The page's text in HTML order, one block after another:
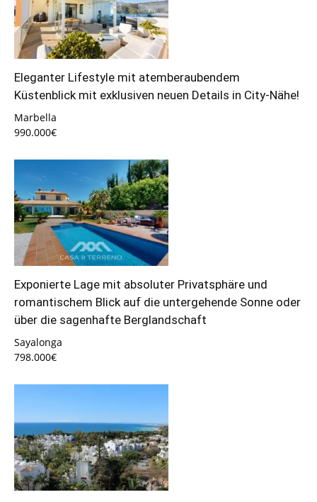
Eleganter Lifestyle mit atemberaubendem
Küstenblick mit exklusiven neuen Details in City-Nähe!
Marbella
990.000€
Exponierte Lage mit absoluter Privatsphäre und
romantischem Blick auf die untergehende Sonne oder
über die sagenhafte Berglandschaft
Sayalonga
798.000€